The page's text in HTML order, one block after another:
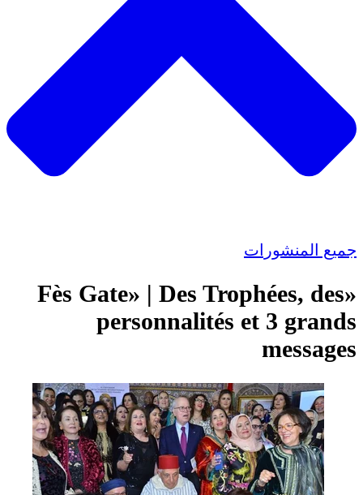
جميع المنشورات
«Fès Gate» | Des Trophées, des
personnalités et 3 grands
messages